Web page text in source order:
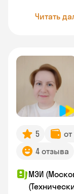
Читать
5 от
4 отзыва
МЭИ